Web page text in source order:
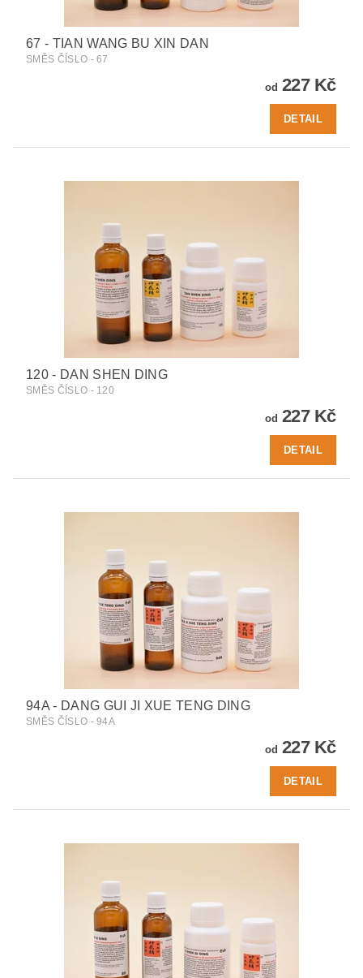
67 - TIAN WANG BU XIN DAN
SMĚS ČÍSLO - 67
od 227 Kč
DETAIL
120 - DAN SHEN DING
SMĚS ČÍSLO - 120
od 227 Kč
DETAIL
94A - DANG GUI JI XUE TENG DING
SMĚS ČÍSLO - 94A
od 227 Kč
DETAIL